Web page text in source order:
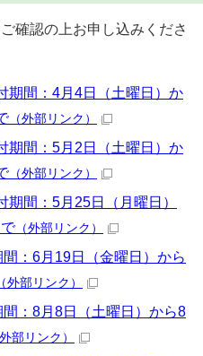
確認の上お申し込みくださ
間：4月4日（土曜日）か
（外部リンク）
間：5月2日（土曜日）か
（外部リンク）
間：5月25日（月曜日）
（外部リンク）
：6月19日（金曜日）から
外部リンク）
：8月8日（土曜日）から8
部リンク）